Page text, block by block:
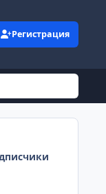
Регистрация